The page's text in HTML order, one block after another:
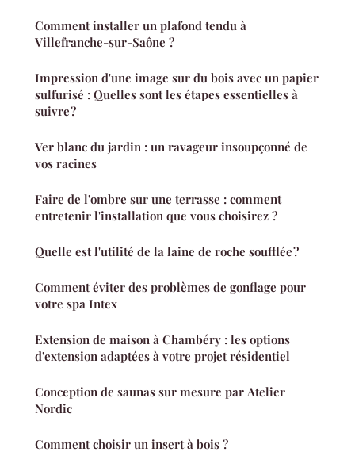
Comment installer un plafond tendu à
Villefranche-sur-Saône ?
Impression d'une image sur du bois avec un papier
sulfurisé : Quelles sont les étapes essentielles à
suivre ?
Ver blanc du jardin : un ravageur insoupçonné de
vos racines
Faire de l'ombre sur une terrasse : comment
entretenir l'installation que vous choisirez ?
Quelle est l'utilité de la laine de roche soufflée ?
Comment éviter des problèmes de gonflage pour
votre spa Intex
Extension de maison à Chambéry : les options
d'extension adaptées à votre projet résidentiel
Conception de saunas sur mesure par Atelier
Nordic
Comment choisir un insert à bois ?